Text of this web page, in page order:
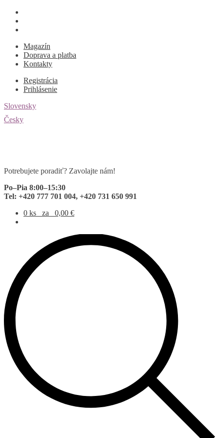
Magazín
Doprava a platba
Kontakty
Registrácia
Prihlásenie
Slovensky
Česky
Potrebujete poradiť? Zavolajte nám!
Po–Pia 8:00–15:30
Tel: +420 777 701 004, +420 731 650 991
0 ks
za 0,00 €